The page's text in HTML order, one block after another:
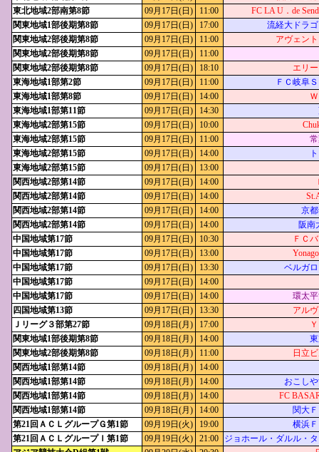
東北地域2部南第8節
09月17日(日) 11:00
FC LA U．de
関東地域1部後期第8節
09月17日(日) 17:00
流経大ドラ
関東地域2部後期第8節
09月17日(日) 11:00
アヴェン
関東地域2部後期第8節
09月17日(日)
11:00
関東地域2部後期第8節
09月17日(日) 18:10
エリ
東海地域1部第2節
09月17日(日) 11:00
ＦＣ岐阜
東海地域1部第8節
09月17日(日) 14:00
東海地域1部第11節
09月17日(日) 14:30
東海地域2部第15節
09月17日(日) 10:00
東海地域2部第15節
09月17日(日) 11:00
東海地域2部第15節
09月17日(日) 14:00
東海地域2部第15節
09月17日(日)
13:00
関西地域2部第14節
09月17日(日) 14:00
関西地域2部第14節
09月17日(日) 14:00
関西地域2部第14節
09月17日(日) 14:00
京
関西地域2部第14節
09月17日(日) 14:00
阪南
中国地域第17節
09月17日(日) 10:30
ＦＣ
中国地域第17節
09月17日(日) 13:00
中国地域第17節
09月17日(日) 13:30
ベルガ
中国地域第17節
09月17日(日) 14:00
中国地域第17節
09月17日(日) 14:00
環太
四国地域第13節
09月17日(日) 13:30
アル
Ｊリーグ３部第27節
09月18日(月) 17:00
関東地域1部後期第8節
09月18日(月) 14:00
関東地域2部後期第8節
09月18日(月) 11:00
日立
関西地域1部第14節
09月18日(月)
14:00
関西地域1部第14節
09月18日(月) 14:00
おこし
関西地域1部第14節
09月18日(月) 14:00
FC
関西地域1部第14節
09月18日(月) 14:00
関大
第21回ＡＣＬグループＧ第1節
09月19日(火) 19:00
横浜
第21回ＡＣＬグループＩ第1節
09月19日(火) 21:00
ジョホール・ダルル・